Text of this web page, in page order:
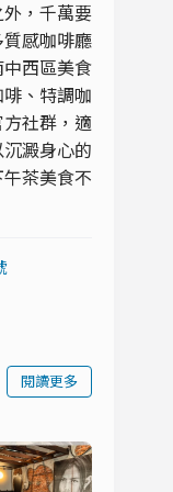
，千萬要
感咖啡廳
西區美食
、特調咖
社群，適
澱身心的
茶美食不
閱讀更多